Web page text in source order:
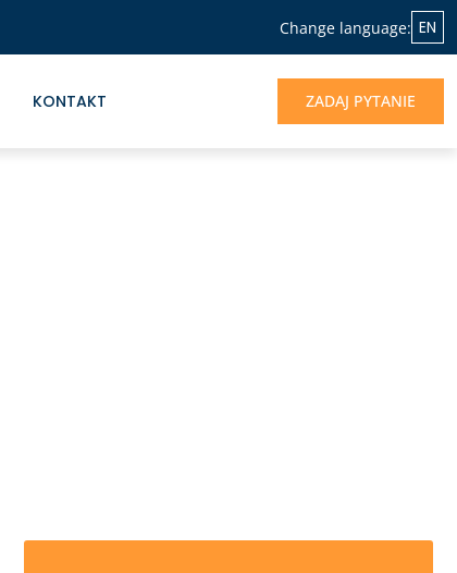
Change language: EN
KONTAKT ZADAJ PYTANIE